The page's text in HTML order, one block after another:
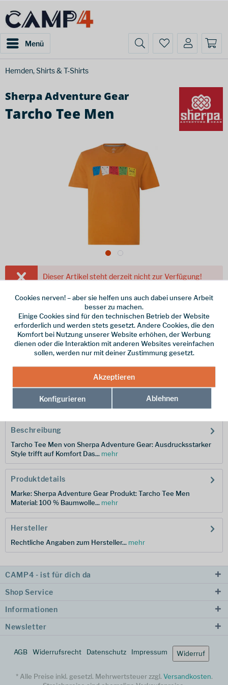
Menü
Hemden, Shirts & T-Shirts
Sherpa Adventure Gear
Tarcho Tee Men
Dieser Artikel steht derzeit nicht zur Verfügung!
40,00 € *
inkl. MwSt. zzgl. Versandkosten
Farbe
Größe
Hersteller-Nr.:
Beschreibung
Tarcho Tee Men von Sherpa Adventure Gear: Ausdrucksstarker
Style trifft auf Komfort Das... mehr
Produktdetails
Marke: Sherpa Adventure Gear Produkt: Tarcho Tee Men
Material: 100 % Baumwolle... mehr
Hersteller
Rechtliche Angaben zum Hersteller... mehr
CAMP4 - ist für dich da
Shop Service
Informationen
Newsletter
AGB Widerrufsrecht Datenschutz Impressum Widerruf
* Alle Preise inkl. gesetzl. Mehrwertsteuer zzgl. Versandkosten.
Cookies nerven! – aber sie helfen uns auch dabei unsere Arbeit
besser zu machen.
Einige Cookies sind für den technischen Betrieb der Website
erforderlich und werden stets gesetzt. Andere Cookies, die den
Komfort bei Nutzung unserer Website erhöhen, der Werbung
dienen oder die Interaktion mit anderen Websites vereinfachen
sollen, werden nur mit deiner Zustimmung gesetzt.
Akzeptieren
Konfigurieren Ablehnen